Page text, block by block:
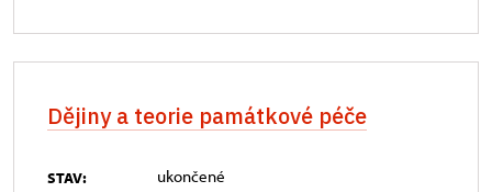
Dějiny a teorie památkové péče
STAV: ukončené